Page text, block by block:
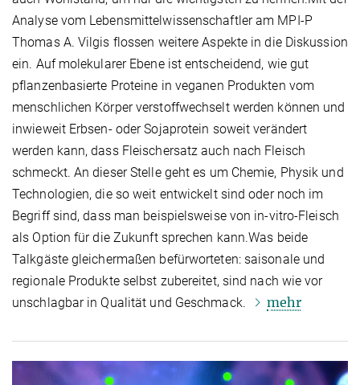
Analyse vom Lebensmittelwissenschaftler am MPI-P
Thomas A. Vilgis flossen weitere Aspekte in die Diskussion
ein. Auf molekularer Ebene ist entscheidend, wie gut
pflanzenbasierte Proteine in veganen Produkten vom
menschlichen Körper verstoffwechselt werden können und
inwieweit Erbsen- oder Sojaprotein soweit verändert
werden kann, dass Fleischersatz auch nach Fleisch
schmeckt. An dieser Stelle geht es um Chemie, Physik und
Technologien, die so weit entwickelt sind oder noch im
Begriff sind, dass man beispielsweise von in-vitro-Fleisch
als Option für die Zukunft sprechen kann.Was beide
Talkgäste gleichermaßen befürworteten: saisonale und
regionale Produkte selbst zubereitet, sind nach wie vor
unschlagbar in Qualität und Geschmack.
mehr